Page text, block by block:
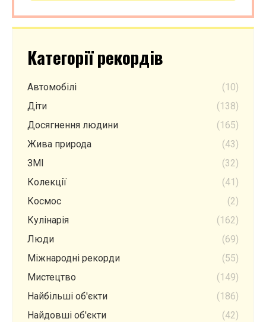
Категорії рекордів
Автомобілі
(10)
Діти
(138)
Досягнення людини
(165)
Жива природа
(43)
ЗМІ
(32)
Колекції
(41)
Космос
(2)
Кулінарія
(162)
Люди
(69)
Міжнародні рекорди
(55)
Мистецтво
(149)
Найбільші об'єкти
(186)
Найдовші об'єкти
(42)